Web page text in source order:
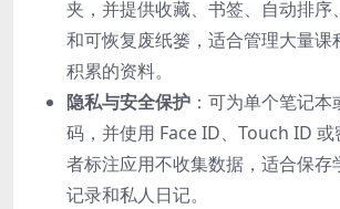
夹，并提供收藏、书签、自动排序
和可恢复废纸篓，适合管理大量课
积累的资料。
隐私与安全保护 ：可为单个笔记
码，并使用 Face ID、Touch ID
者标注应用不收集数据，适合保存
记录和私人日记。